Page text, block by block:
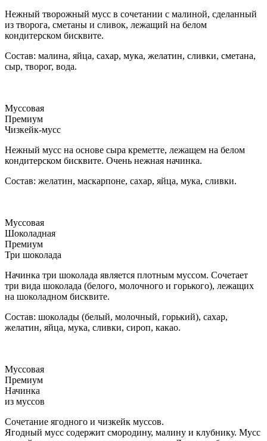
Нежный творожный мусс в сочетании с малиной, сделанный
из творога, сметаны и сливок, лежащий на белом
кондитерском бисквите.
Состав: малина, яйца, сахар, мука, желатин, сливки, сметана,
сыр, творог, вода.
Муссовая
Премиум
Чизкейк-мусс
Нежный мусс на основе сыра креметте, лежащем на белом
кондитерском бисквите. Очень нежная начинка.
Состав: желатин, маскарпоне, сахар, яйца, мука, сливки.
Муссовая
Шоколадная
Премиум
Три шоколада
Начинка три шоколада является плотным муссом. Сочетает
три вида шоколада (белого, молочного и горького), лежащих
на шоколадном бисквите.
Состав: шоколады (белый, молочный, горький), сахар,
желатин, яйца, мука, сливки, сироп, какао.
Муссовая
Премиум
Начинка
из муссов
Сочетание ягодного и чизкейк муссов.
Ягодный мусс содержит смородину, малину и клубнику. Мусс